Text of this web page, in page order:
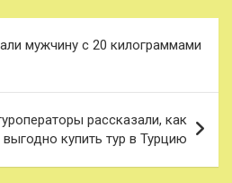
мужчину с 20 килограммами
рассказали, как
выгодно купить тур в Турцию